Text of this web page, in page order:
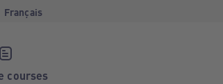
Français
courses